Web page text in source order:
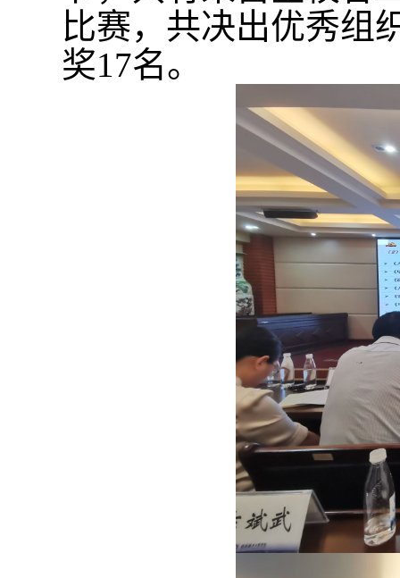
比赛，共决出优秀组
奖17名。